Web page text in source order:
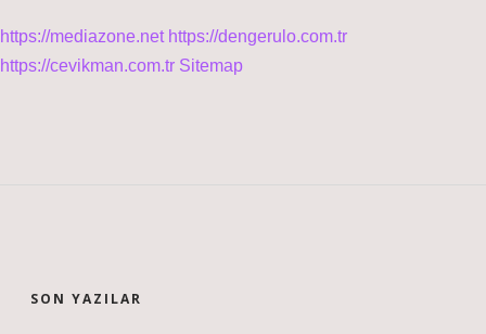
https://mediazone.net https://dengerulo.com.tr
https://cevikman.com.tr Sitemap
SON YAZILAR